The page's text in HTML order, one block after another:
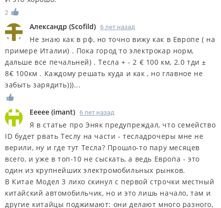
2
Александр (Scofild) 6 лет назад
Не знаю как в рф, но точно вижу как в Европе ( на
примере Италии) . Пока город то электрокар норм,
дальше все печальней) . Тесла + - 2 € 100 км, 2.0 тди ±
8€ 100км . Каждому решать куда и как , но главное не
забыть зарядить)))...
Eeeee (imant) 6 лет назад
Я в статье про Эняк предупреждал, что семейство
ID будет рвать Теслу на части - тесладрочеры мне не
верили, ну и где тут Тесла? Прошло-то пару месяцев
всего, и уже в топ-10 не сыскать, а ведь Европа - это
один из крупнейших электромобильных рынков.
В Китае Модел 3 лихо скинул с первой строчки местный
китайский автомобильчик, но и это лишь начало, там и
другие китайцы поджимают: они делают много разного,